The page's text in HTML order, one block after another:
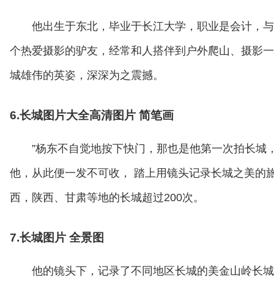
他出生于东北，毕业于长江大学，职业是会计，
个热爱摄影的驴友，经常和人搭伴到户外爬山、摄影
城雄伟的英姿，深深为之震撼。
6.长城图片大全高清图片 简笔画
”杨东不自觉地按下快门，那也是他第一次拍长
他，从此便一发不可收， 踏上用镜头记录长城之美的
西，陕西、甘肃等地的长城超过200次。
7.长城图片 全景图
他的镜头下，记录了不同地区长城的美金山岭长